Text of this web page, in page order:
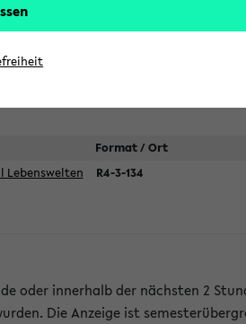
Suche:
Format / Ort
Lebenswelten
R4-3-134
oder innerhalb der nächsten 2
Die Anzeige ist